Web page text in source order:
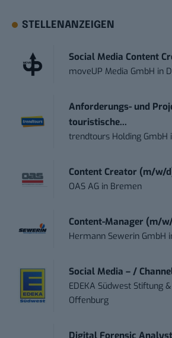
STELLENANZEIGEN
Social Media Content
moveUP Media GmbH in
Anforderungs- und
touristische...
trendtours Holding GmbH
Content Creator (m/w/
OAS AG in Bremen
Content-Manager (m/
Hermann Sewerin GmbH
Social Media – /
EDEKA Südwest Stiftung &
Offenburg